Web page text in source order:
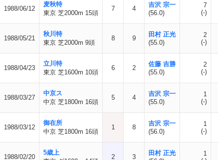
1988/06/12
麦秋特
東京 芝2000m 15頭
7 4
吉沢 宗一
(56.0)
7
(-)
1988/05/21
秋川特
東京 芝2000m 9頭
8 9
田村 正光
(55.0)
2
(-)
1988/04/23
立川特
東京 芝1600m 10頭
6 2
佐藤 吉勝
(55.0)
2
(-)
1988/03/27
中京ス
中京 芝1800m 16頭
5 4
吉沢 宗一
(55.0)
1
(-)
1988/03/12
御在所
中京 芝1800m 16頭
1 8
吉沢 宗一
(56.0)
1
(-)
1988/02/20
5歳上
2 3
田村 正光
1